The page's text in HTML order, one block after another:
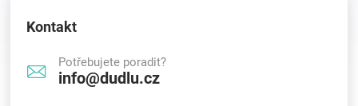
Kontakt
Potřebujete poradit?
info@dudlu.cz